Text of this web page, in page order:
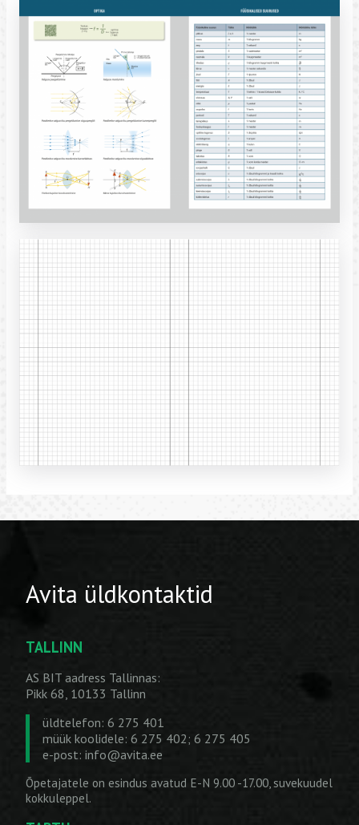
Avita üldkontaktid
TALLINN
AS BIT aadress Tallinnas:
Pikk 68, 10133 Tallinn
üldtelefon: 6 275 401
müük koolidele: 6 275 402; 6 275 405
e-post: info@avita.ee
Õpetajatele on esindus avatud E-N 9.00 -17.00, suvekuudel
kokkuleppel.